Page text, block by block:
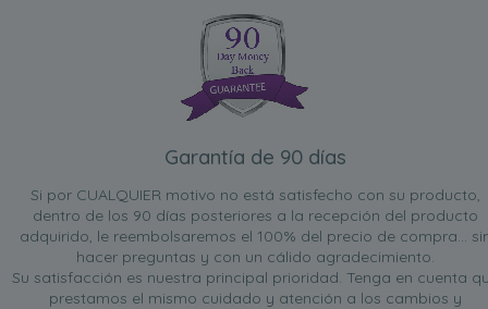
Garantía de 90 días
Si por CUALQUIER motivo no está satisfecho con su producto,
dentro de los 90 días posteriores a la recepción del producto
adquirido, le reembolsaremos el 100% del precio de compra...
hacer preguntas y con un cálido agradecimiento.
Su satisfacción es nuestra principal prioridad. Tenga en cuenta
prestamos el mismo cuidado y atención a los cambios y